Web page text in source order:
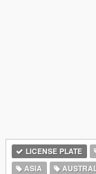
LICENSE PLATE
ASIA